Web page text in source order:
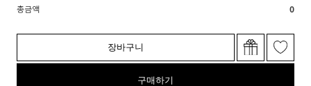
총금액 0
장바구니
구매하기